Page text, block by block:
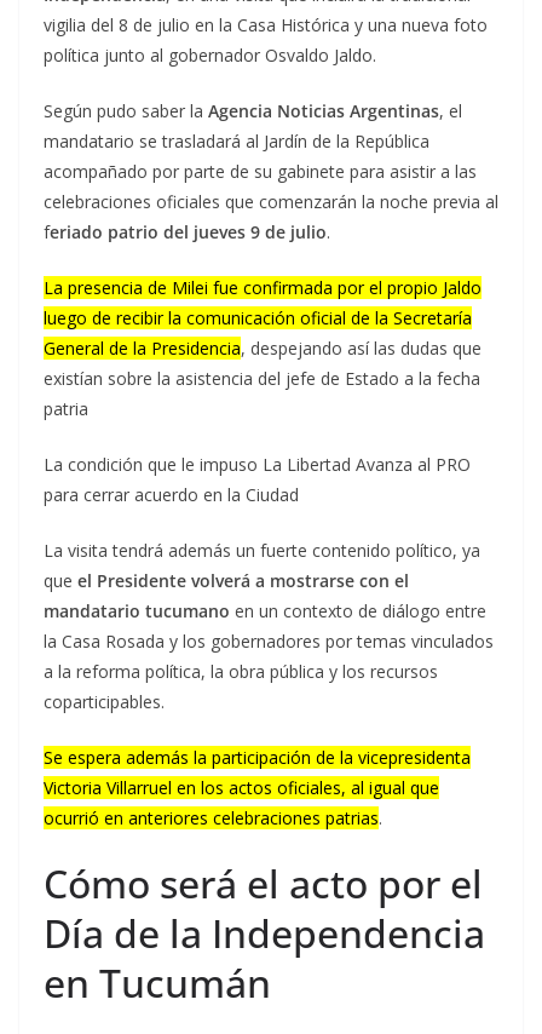
vigilia del 8 de julio en la Casa Histórica y una nueva foto
política junto al gobernador Osvaldo Jaldo.
Según pudo saber la Agencia Noticias Argentinas, el
mandatario se trasladará al Jardín de la República
acompañado por parte de su gabinete para asistir a las
celebraciones oficiales que comenzarán la noche previa al
feriado patrio del jueves 9 de julio.
La presencia de Milei fue confirmada por el propio Jaldo
luego de recibir la comunicación oficial de la Secretaría
General de la Presidencia, despejando así las dudas que
existían sobre la asistencia del jefe de Estado a la fecha
patria
La condición que le impuso La Libertad Avanza al PRO
para cerrar acuerdo en la Ciudad
La visita tendrá además un fuerte contenido político, ya
que el Presidente volverá a mostrarse con el
mandatario tucumano en un contexto de diálogo entre
la Casa Rosada y los gobernadores por temas vinculados
a la reforma política, la obra pública y los recursos
coparticipables.
Se espera además la participación de la vicepresidenta
Victoria Villarruel en los actos oficiales, al igual que
ocurrió en anteriores celebraciones patrias.
Cómo será el acto por el
Día de la Independencia
en Tucumán